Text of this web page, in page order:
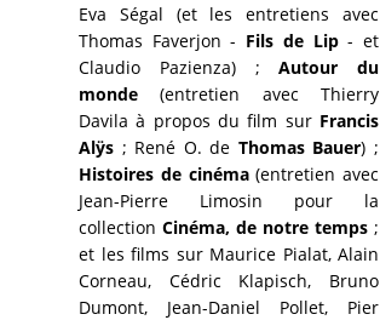
Eva Ségal (et les entretiens avec
Thomas Faverjon - Fils de Lip- et
Claudio Pazienza) ;Autour du
monde (entretien avec Thierry
Davila à propos du film sur Francis
Alÿs ; René O. de Thomas Bauer) ;
Histoires de cinéma(entretien avec
Jean-Pierre Limosin pour la
collectionCinéma, de notre temps ;
et les films sur Maurice Pialat, Alain
Corneau, Cédric Klapisch, Bruno
Dumont, Jean-Daniel Pollet, Pier